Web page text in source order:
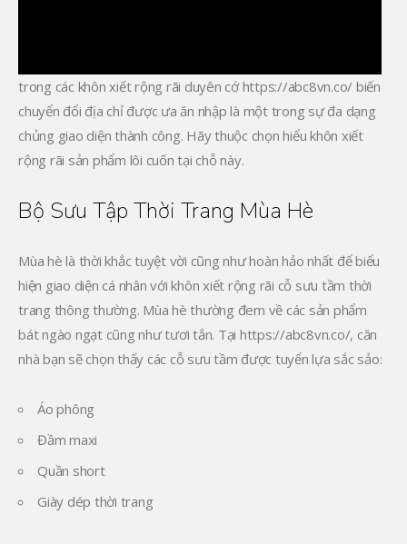
trong các khôn xiết rộng rãi duyên cớ https://abc8vn.co/ biến
chuyển đổi địa chỉ được ưa ăn nhập là một trong sự đa dạng
chủng giao diện thành công. Hãy thuộc chọn hiểu khôn xiết
rộng rãi sản phẩm lôi cuốn tại chỗ này.
Bộ Sưu Tập Thời Trang Mùa Hè
Mùa hè là thời khắc tuyệt vời cũng như hoàn hảo nhất để biểu
hiện giao diện cá nhân với khôn xiết rộng rãi cỗ sưu tầm thời
trang thông thường. Mùa hè thường đem về các sản phẩm
bát ngào ngạt cũng như tươi tắn. Tại https://abc8vn.co/, căn
nhà bạn sẽ chọn thấy các cỗ sưu tầm được tuyển lựa sắc sảo:
Áo phông
Đầm maxi
Quần short
Giày dép thời trang